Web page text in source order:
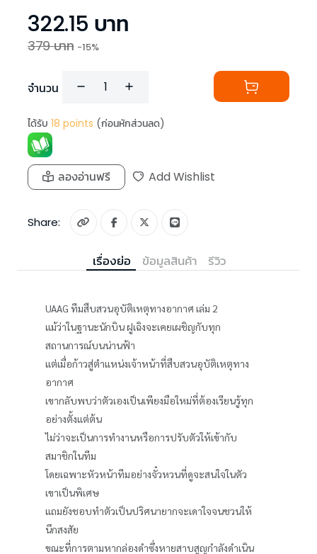
322.15 บาท
379บาท -15%
จำนวน
ได้รับ 18 points (ก่อนหักส่วนลด)
ลองอ่านฟรี Add Wishlist
Share:
เรื่องย่อ ข้อมูลสินค้า รีวิว
UAAG ทีมสืบสวนอุบัติเหตุทางอากาศ เล่ม 2
แม้ว่าในฐานะนักบิน ฝูเฉิงจะเคยเผชิญกับทุก
สถานการณ์บนน่านฟ้า
แต่เมื่อก้าวสู่ตำแหน่งเจ้าหน้าที่สืบสวนอุบัติเหตุทาง
อากาศ
เขากลับพบว่าตัวเองเป็นเพียงมือใหม่ที่ต้องเรียนรู้ทุก
อย่างตั้งแต่ต้น
ไม่ว่าจะเป็นการทำงานหรือการปรับตัวให้เข้ากับ
สมาชิกในทีม
โดยเฉพาะหัวหน้าทีมอย่างจั๋วหวนที่ดูจะสนใจในตัว
เขาเป็นพิเศษ
แถมยังชอบทำตัวเป็นปริศนายากจะเดาใจจนชวนให้
นึกสงสัย
ขณะที่การตามหากล่องดำซึ่งหายสาบสูญกำลังดำเนิน